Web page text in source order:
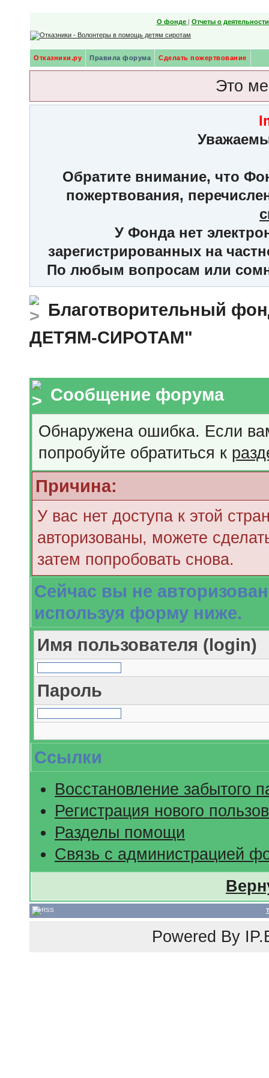
О фонде | Отчеты о
Отказники.ру Правила форума Сделать пожертвование
Это
Обратите внимание, что
пожертвования,
У Фонда нет
зарегистрированных на
По любым вопросам или
Благотворительный
ДЕТЯМ-СИРОТАМ"
Сообщение форума
Обнаружена ошибка. Если
попробуйте обратиться к
Причина:
У вас нет доступа к этой
авторизованы, можете
затем попробовать снова.
Сейчас вы не
используя форму ниже.
Имя пользователя (login)
Пароль
Ссылки
Восстановление забытого
Регистрация нового
Разделы помощи
Связь с администрацией
Powered By